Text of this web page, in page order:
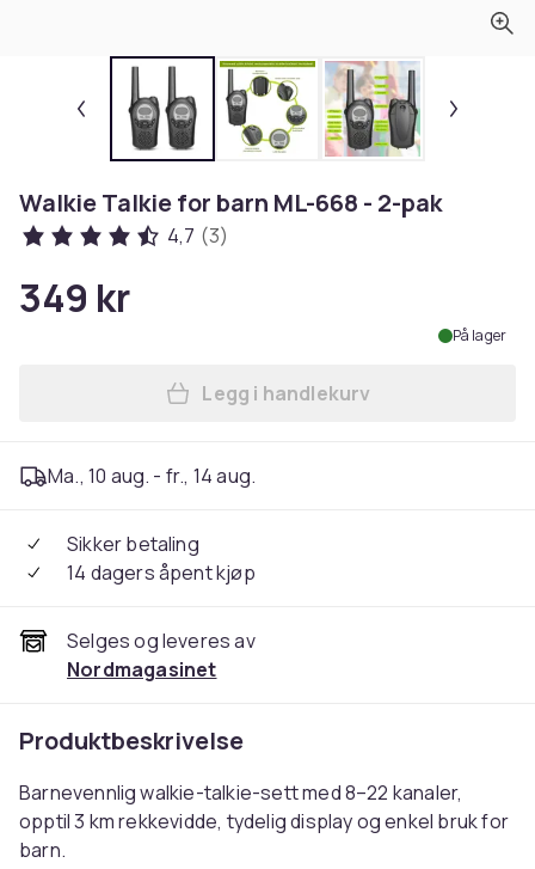
Walkie Talkie for barn ML-668 - 2-pak
4,7 (3)
349 kr
På lager
Legg Walkie Talkie for
Legg i handlekurv
Ma., 10 aug. - fr., 14 aug.
Sikker betaling
14 dagers åpent kjøp
Selges og leveres av
Nordmagasinet
Produktbeskrivelse
Barnevennlig walkie-talkie-sett med 8–22 kanaler,
opptil 3 km rekkevidde, tydelig display og enkel bruk for
barn.